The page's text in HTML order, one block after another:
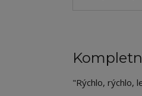
"Rýchlo, rýchlo,